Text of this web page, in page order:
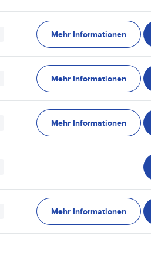
Mehr Informationen
Mehr Informationen
Mehr Informationen
Mehr Informationen